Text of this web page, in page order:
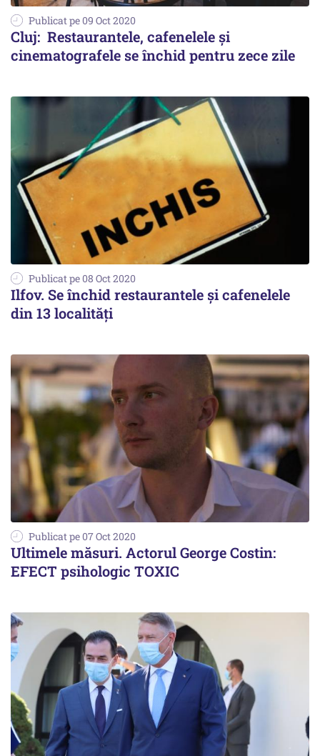
Publicat pe 09 Oct 2020
Cluj: Restaurantele, cafenelele și
cinematografele se închid pentru zece zile
Publicat pe 08 Oct 2020
Ilfov. Se închid restaurantele și cafenelele
din 13 localități
Publicat pe 07 Oct 2020
Ultimele măsuri. Actorul George Costin:
EFECT psihologic TOXIC